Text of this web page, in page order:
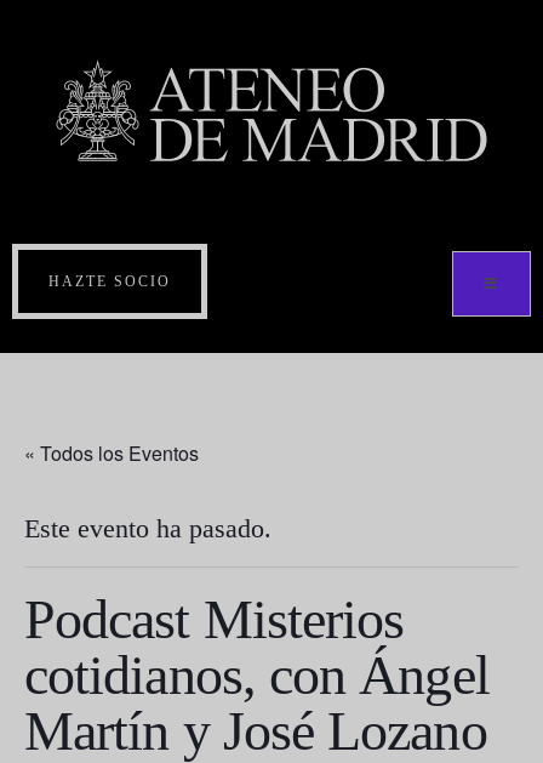
HAZTE SOCIO
« Todos los Eventos
Este evento ha pasado.
Podcast Misterios
cotidianos, con Ángel
Martín y José Lozano